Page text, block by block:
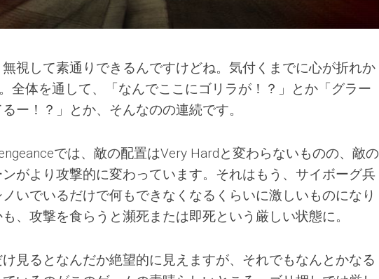
視して素通りできるんですけどね。気付くまでに心が折れか
全体を通して、「なんでここにゴリラが！？」とか「グラー
るー！？」とか、そんなのの連続です。
では、敵の配置はVery Hardと変わらないものの、敵の
がより攻撃的に変わっています。それはもう、サイボーグ兵
いでいるだけで何もできなくなるくらいに激しいものになり
、攻撃を食らうと瀕死または即死という厳しい状態に。
け見るとなんだか絶望的に見えますが、それでもなんとかなる